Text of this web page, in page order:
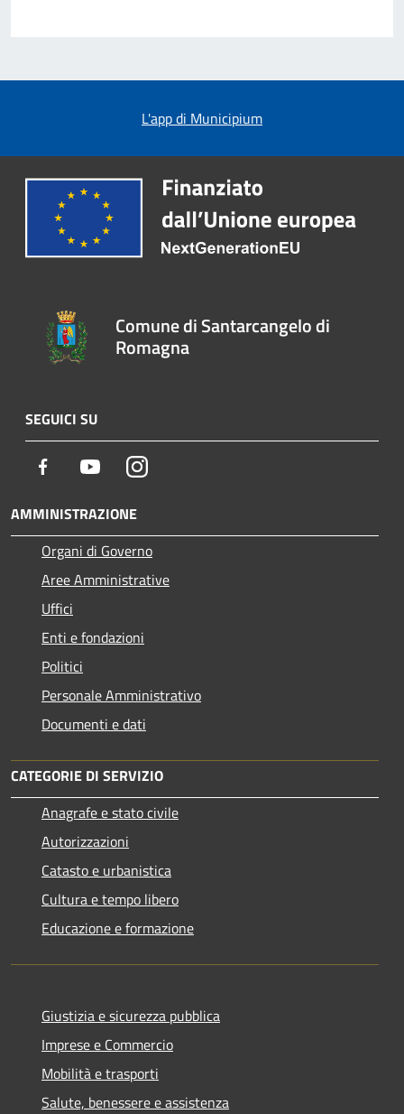
L'app di Municipium
Comune di Santarcangelo di
Romagna
SEGUICI SU
Facebook YoutubeInstagram
AMMINISTRAZIONE
Organi di Governo
Aree Amministrative
Uffici
Enti e fondazioni
Politici
Personale Amministrativo
Documenti e dati
CATEGORIE DI SERVIZIO
Anagrafe e stato civile
Autorizzazioni
Catasto e urbanistica
Cultura e tempo libero
Educazione e formazione
Giustizia e sicurezza pubblica
Imprese e Commercio
Mobilità e trasporti
Salute, benessere e assistenza